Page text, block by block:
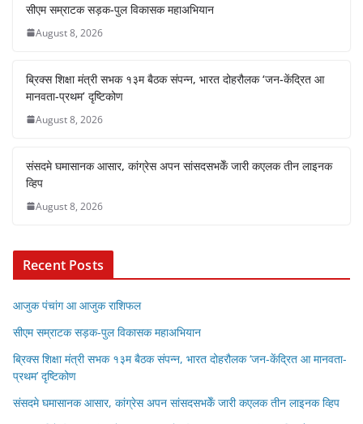
सीएम सम्राटक सड़क-पुल विकासक महाअभियान
August 8, 2026
ब्रिक्स शिक्षा मंत्री सभक १३म बैठक संपन्न, भारत दोहरौलक ‘जन-केंद्रित आ
मानवता-प्रथम’ दृष्टिकोण
August 8, 2026
संसदमे घमासानक आसार, कांग्रेस अपन सांसदसभकेँ जारी कएलक तीन लाइनक
व्हिप
August 8, 2026
Recent Posts
आजुक पंचांग आ आजुक राशिफल
सीएम सम्राटक सड़क-पुल विकासक महाअभियान
ब्रिक्स शिक्षा मंत्री सभक १३म बैठक संपन्न, भारत दोहरौलक ‘जन-केंद्रित आ मानवता-
प्रथम’ दृष्टिकोण
संसदमे घमासानक आसार, कांग्रेस अपन सांसदसभकेँ जारी कएलक तीन लाइनक व्हिप